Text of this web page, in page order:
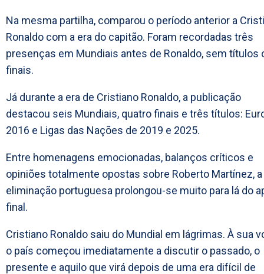
Na mesma partilha, comparou o período anterior a
Ronaldo com a era do capitão. Foram recordadas três
presenças em Mundiais antes de Ronaldo, sem títulos
finais.
Já durante a era de Cristiano Ronaldo, a publicação
destacou seis Mundiais, quatro finais e três títulos:
2016 e Ligas das Nações de 2019 e 2025.
Entre homenagens emocionadas, balanços críticos e
opiniões totalmente opostas sobre Roberto Martínez, a
eliminação portuguesa prolongou-se muito para lá do
final.
Cristiano Ronaldo saiu do Mundial em lágrimas. À sua
o país começou imediatamente a discutir o passado, o
presente e aquilo que virá depois de uma era difícil de